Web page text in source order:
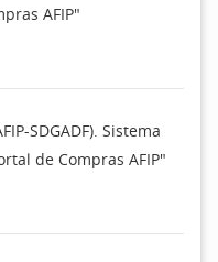
AFIP"
SDGADF). Sistema
de Compras AFIP"